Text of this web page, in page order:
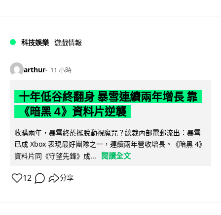
科技娛樂 遊戲情報
arthur 11 小時
十年低谷終翻身 暴雪連續兩年增長 靠
《暗黑 4》資料片逆襲
收購兩年，暴雪終於擺脫動視魔咒？總裁內部電郵流出：暴雪
已成 Xbox 表現最好團隊之一，連續兩年營收增長。《暗黑 4》
資料片同《守望先鋒》成...
閱讀全文
12 分享